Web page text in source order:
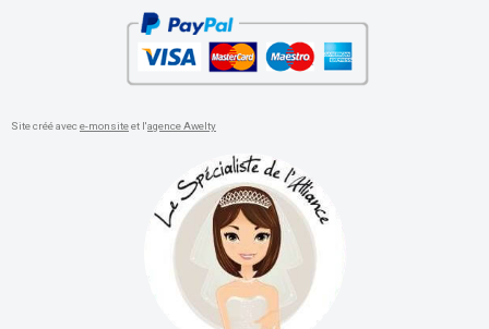
Site créé avece-monsiteet l'agence Awelty